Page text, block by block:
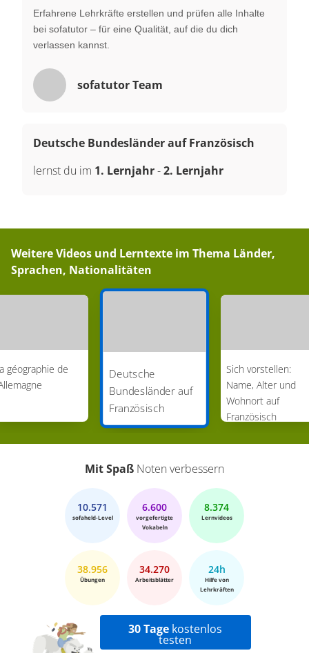
Erfahrene Lehrkräfte erstellen und prüfen alle Inhalte
bei sofatutor – für eine Qualität, auf die du dich
verlassen kannst.
sofatutor Team
Deutsche Bundesländer auf Französisch
lernst du im 1. Lernjahr-2. Lernjahr
Weitere Videos und Lerntexte im Thema Länder,
Sprachen, Nationalitäten
géographie de
Deutsche
Bundesländer auf
Französisch
Sich vorstellen:
Name, Alter und
Wohnort auf
Französisch
Mit Spaß Noten verbessern
10.571
sofaheld-Level
6.600
vorgefertigte
Vokabeln
8.374
Lernvideos
38.956
Übungen
34.270
Arbeitsblätter
24h
Hilfe von
Lehrkräften
30 Tage kostenlos
testen